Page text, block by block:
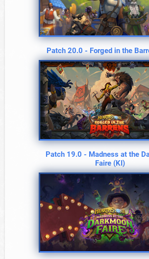
Patch 20.0 - Forged in the
Patch 19.0 - Madness at the
Faire (KI)